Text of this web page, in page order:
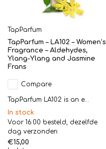
TapParfum
TapParfum – LA102 – Women’s
Fragrance – Aldehydes,
Ylang-Ylang and Jasmine
Frans
Compare
TapParfum LA102 is an e...
In stock
Voor 16:00 besteld, dezelfde
dag verzonden
€15,00